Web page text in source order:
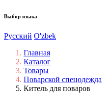
Выбор языка
Русский O'zbek
Главная
Каталог
Товары
Поварской спецодежда
Китель для поваров